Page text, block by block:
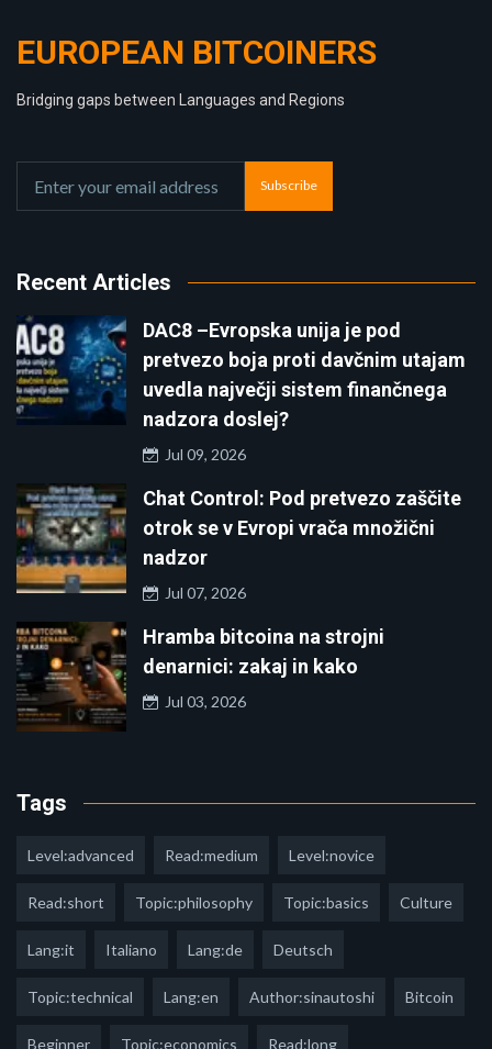
EUROPEAN BITCOINERS
Bridging gaps between Languages and Regions
Subscribe
Recent Articles
DAC8 –Evropska unija je pod
pretvezo boja proti davčnim utajam
uvedla največji sistem finančnega
nadzora doslej?
Jul 09, 2026
Chat Control: Pod pretvezo zaščite
otrok se v Evropi vrača množični
nadzor
Jul 07, 2026
Hramba bitcoina na strojni
denarnici: zakaj in kako
Jul 03, 2026
Tags
Level:advanced Read:medium Level:novice
Read:short Topic:philosophy Topic:basics Culture
Lang:it Italiano Lang:de Deutsch
Topic:technical Lang:en Author:sinautoshi Bitcoin
Beginner Topic:economics Read:long